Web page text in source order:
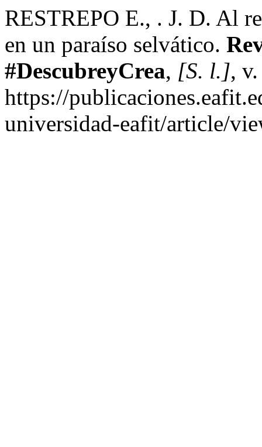
RESTREPO E., . J. D. Al
en un paraíso selvático.
#DescubreyCrea, [S. l.],
https://
universidad-eafit/article/